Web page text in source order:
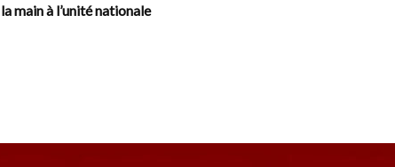
la main à l’unité nationale